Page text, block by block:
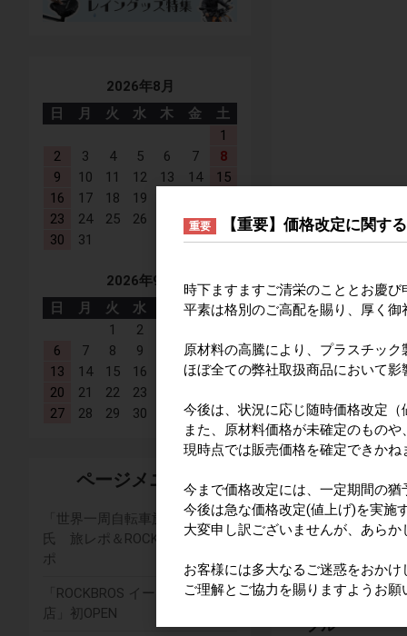
ブラック
品番
XP1003BK
一般販売価格(税込
レッド
JANコード
一般販売価格(税込
ブルー
2026年8月
日
月 火 水 木 金
土
1
2
3 4 5 6 7
8
9
10 11 12 13 14
15
16
17 18 19
23
24 25 26 28
30
31
2026年9月
日
月 火 水 金
土
1
2
6
7 8 9 11
12
13
14 15 16 18
19
20
21 22 23
27
28 29 30
ページメニュー
「世界一周自転車旅」旅人直也
氏 旅レポ＆ROCKBROS製品レ
ポ
「ROCKBROS イーグレひめじ
店」初OPEN
重要 【重要】価格改定に関す
時下ますますご清栄のこととお慶び
平素は格別のご高配を賜り、厚く御
原材料の高騰により、プラスチッ
ほぼ全ての弊社取扱商品において
今後は、状況に応じ随時価格改定
また、原材料価格が未確定のもの
現時点では販売価格を確定できかね
今まで価格改定には、一定期間の
今後は急な価格改定(値上げ)を実施
大変申し訳ございませんが、あら
お客様には多大なるご迷惑をおか
ご理解とご協力を賜りますようお